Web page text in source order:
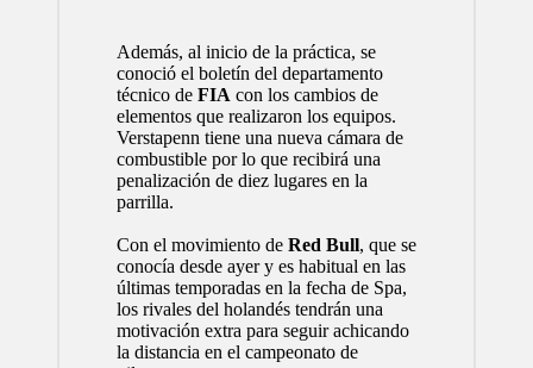
Además, al inicio de la práctica, se
conoció el boletín del departamento
técnico de FIA con los cambios de
elementos que realizaron los equipos.
Verstapenn tiene una nueva cámara de
combustible por lo que recibirá una
penalización de diez lugares en la
parrilla.
Con el movimiento de Red Bull, que se
conocía desde ayer y es habitual en las
últimas temporadas en la fecha de Spa,
los rivales del holandés tendrán una
motivación extra para seguir achicando
la distancia en el campeonato de